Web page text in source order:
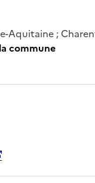
Aquitaine ;
commune